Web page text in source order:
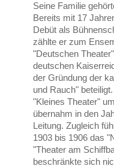
Seine Familie
Bereits mit 17
Debüt als
zählte er zum
"Deutschen
deutschen
der Gründung der
und Rauch"
"Kleines Theater"
übernahm in den
Leitung. Zugleich
1903 bis 1906 das
"Theater am
beschränkte sich